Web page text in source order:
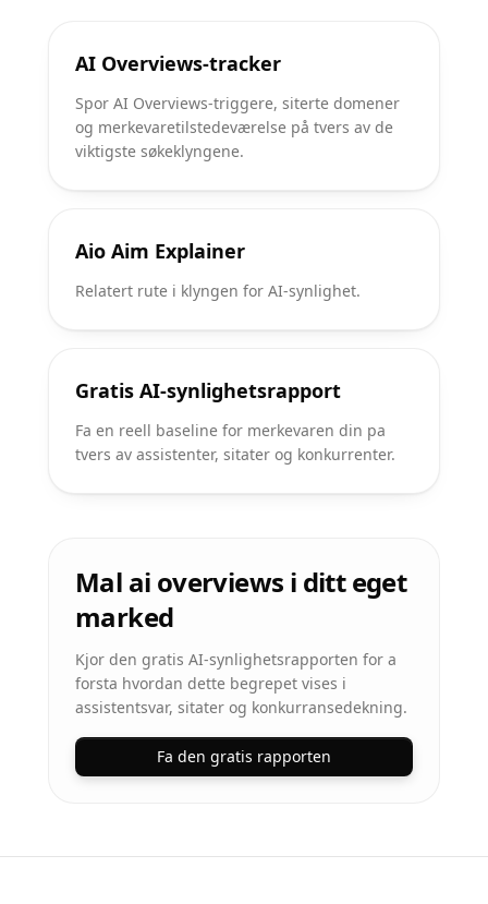
AI Overviews-tracker
Spor AI Overviews-triggere, siterte domener
og merkevaretilstedeværelse på tvers av de
viktigste søkeklyngene.
Aio Aim Explainer
Relatert rute i klyngen for AI-synlighet.
Gratis AI-synlighetsrapport
Fa en reell baseline for merkevaren din pa
tvers av assistenter, sitater og konkurrenter.
Mal ai overviews i ditt eget
marked
Kjor den gratis AI-synlighetsrapporten for a
forsta hvordan dette begrepet vises i
assistentsvar, sitater og konkurransedekning.
Fa den gratis rapporten